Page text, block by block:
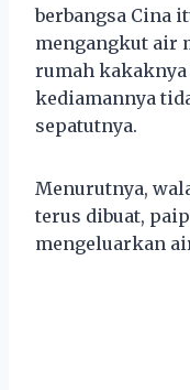
berbangsa Cina
mengangkut air
rumah
kediamannya
sepatutnya.
Menurutnya,
terus dibuat,
mengeluarkan